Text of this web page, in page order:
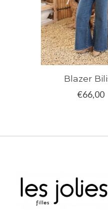
Blazer
€66,00